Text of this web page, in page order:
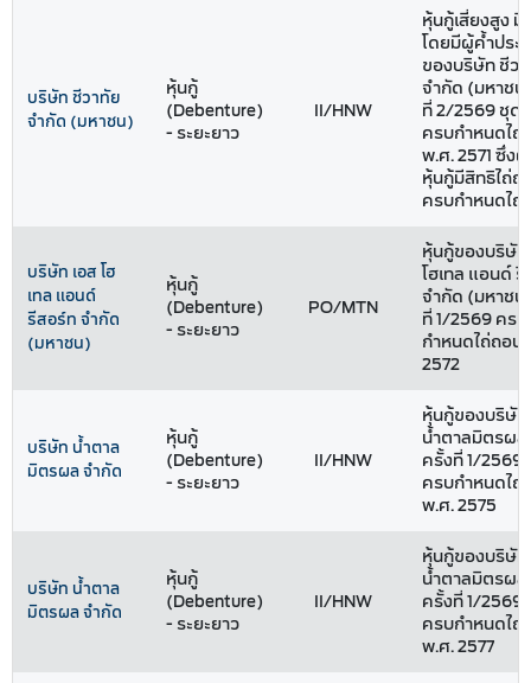
บริษัท ชีวาทัย
จำกัด (มหาชน)
หุ้นกู้
(Debenture)
- ระยะยาว
II/HNW
หุ้นกู้เสี่ยงสูง มี
โดยมีผู้ค้ำประ
ของบริษัท ชีว
จำกัด (มหาชน
ที่ 2/2569 ชุด
ครบกำหนดไถ่
พ.ศ. 2571 ซึ่ง
หุ้นกู้มีสิทธิไถ่ถ
ครบกำหนดไถ่
บริษัท เอส โฮ
เทล แอนด์
รีสอร์ท จำกัด
(มหาชน)
หุ้นกู้
(Debenture)
- ระยะยาว
PO/MTN
หุ้นกู้ของบริษัท
โฮเทล แอนด์
จำกัด (มหาชน
ที่ 1/2569 ครบ
กำหนดไถ่ถอน
2572
บริษัท น้ำตาล
มิตรผล จำกัด
หุ้นกู้
(Debenture)
- ระยะยาว
II/HNW
หุ้นกู้ของบริษัท
น้ำตาลมิตรผ
ครั้งที่ 1/2569
ครบกำหนดไถ่
พ.ศ. 2575
บริษัท น้ำตาล
มิตรผล จำกัด
หุ้นกู้
(Debenture)
- ระยะยาว
II/HNW
หุ้นกู้ของบริษัท
น้ำตาลมิตรผ
ครั้งที่ 1/2569
ครบกำหนดไถ่
พ.ศ. 2577